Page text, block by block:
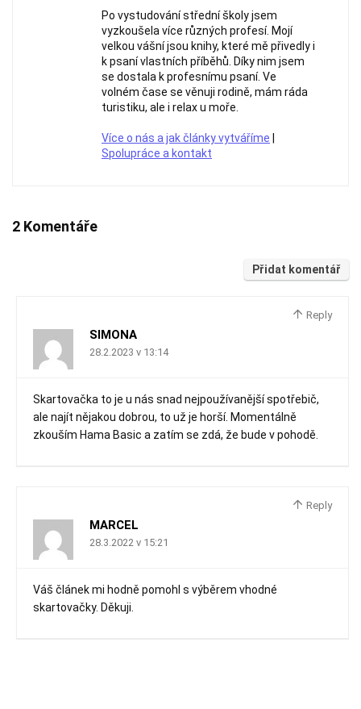
Po vystudování střední školy jsem
vyzkoušela více různých profesí. Mojí
velkou vášní jsou knihy, které mě přivedly i
k psaní vlastních příběhů. Díky nim jsem
se dostala k profesnímu psaní. Ve
volném čase se věnuji rodině, mám ráda
turistiku, ale i relax u moře.
Více o nás a jak články vytváříme
Spolupráce a kontakt
2 Komentáře
Přidat komentář
Reply
SIMONA
28.2.2023 v 13:14
Skartovačka to je u nás snad nejpoužívanější spotřebič,
ale najít nějakou dobrou, to už je horší. Momentálně
zkouším Hama Basic a zatím se zdá, že bude v pohodě.
Reply
MARCEL
28.3.2022 v 15:21
Váš článek mi hodně pomohl s výběrem vhodné
skartovačky. Děkuji.